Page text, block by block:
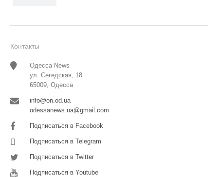
Контакты
Одесса News
ул. Сегедская, 18
65009, Одесса
info@on.od.ua
odessanews.ua@gmail.com
Подписаться в Facebook
Подписаться в Telegram
Подписаться в Twitter
Подписаться в Youtube